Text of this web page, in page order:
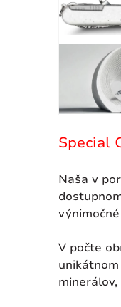
Special
Naša v
V počte